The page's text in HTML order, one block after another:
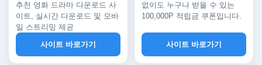
추천 영화 드라마 다운로드 사
이트, 실시간 다운로드 및 모바
일 스트리밍 제공
사이트 바로가기
없이도 누구나 받을 수 있는
100,000P 적립금 쿠폰입니다.
사이트 바로가기